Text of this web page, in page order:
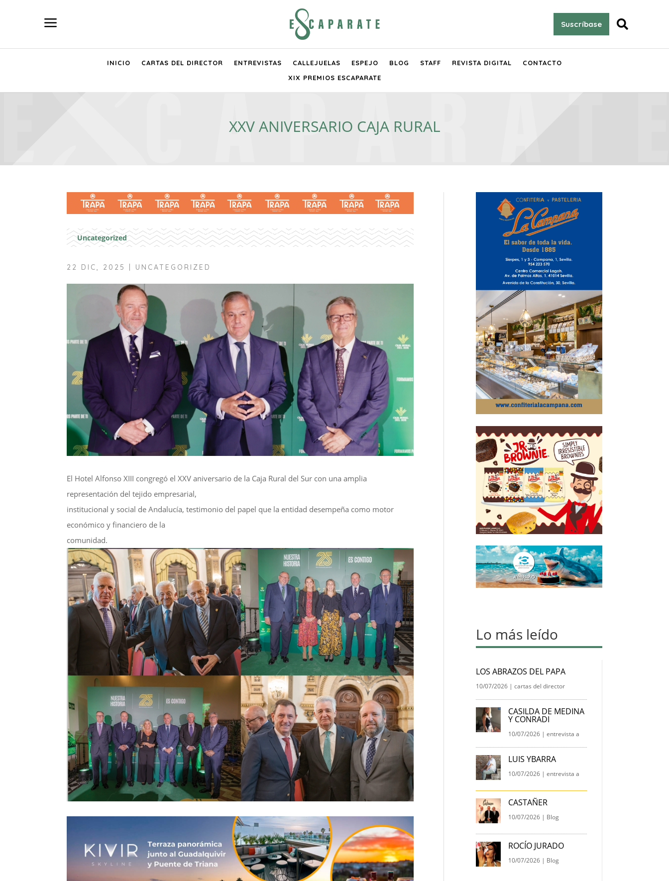
a Suscríbase 
INICIO CARTAS DEL DIRECTOR ENTREVISTAS CALLEJUELAS ESPEJO BLOG STAFF REVISTA DIGITAL
CONTACTO
XIX PREMIOS ESCAPARATE
XXV ANIVERSARIO CAJA RURAL
Uncategorized
22 DIC, 2025 UNCATEGORIZED
El Hotel Alfonso XIII congregó el XXV aniversario de la Caja Rural del Sur con una amplia
representación del tejido empresarial,
institucional y social de Andalucía, testimonio del papel que la entidad desempeña como motor
económico y financiero de la
comunidad.
Lo más leído
LOS ABRAZOS DEL PAPA
10/07/2026 |cartas del director
CASILDA DE MEDINA
Y CONRADI
10/07/2026 |entrevista a
LUIS YBARRA
10/07/2026 |entrevista a
CASTAÑER
10/07/2026 | Blog
ROCÍO JURADO
10/07/2026 | Blog